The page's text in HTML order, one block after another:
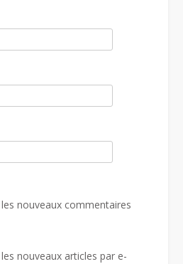
nouveaux commentaires
nouveaux articles par e-